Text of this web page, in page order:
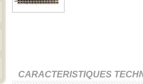
CARACTERISTIQUES